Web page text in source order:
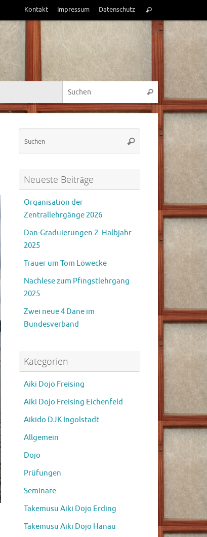
Kontakt Impressum Datenschutz
nach:
Suchen
Suchen nach:
Suchen
Suchen
Suchen
Neueste Beiträge
Organisation der
Zentrallehrgänge 2026
Dan-Graduierungen 2. Halbjahr
2025
Trauer um Tom Löwecke
Nachlese zum Pfingstlehrgang
2025
Zwei neue 4 Dane im
Bundesverband
Kategorien
Aiki Dojo Freising
Aiki Dojo Freising Eichenfeld
Aikido DJK Ingolstadt
Allgemein
Dojo
Prüfungen
Seminare
Takemusu Aiki Dojo Erding
Takemusu Aiki Dojo Hanau